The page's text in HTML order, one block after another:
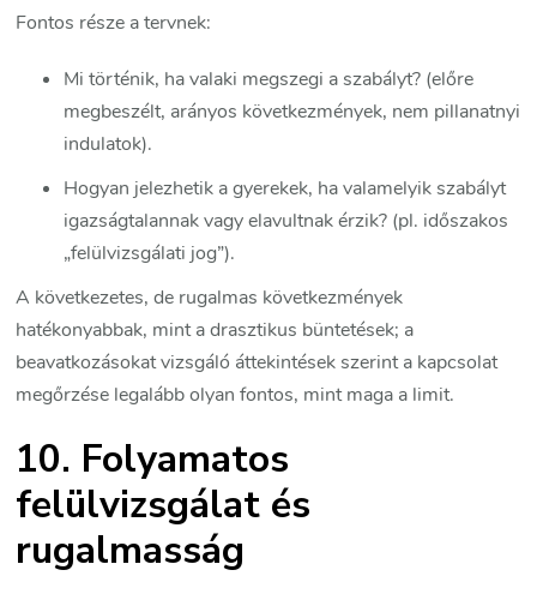
Fontos része a tervnek:
Mi történik, ha valaki megszegi a szabályt? (előre
megbeszélt, arányos következmények, nem pillanatnyi
indulatok).
Hogyan jelezhetik a gyerekek, ha valamelyik szabályt
igazságtalannak vagy elavultnak érzik? (pl. időszakos
„felülvizsgálati jog”).
A következetes, de rugalmas következmények
hatékonyabbak, mint a drasztikus büntetések; a
beavatkozásokat vizsgáló áttekintések szerint a kapcsolat
megőrzése legalább olyan fontos, mint maga a limit.
10. Folyamatos
felülvizsgálat és
rugalmasság